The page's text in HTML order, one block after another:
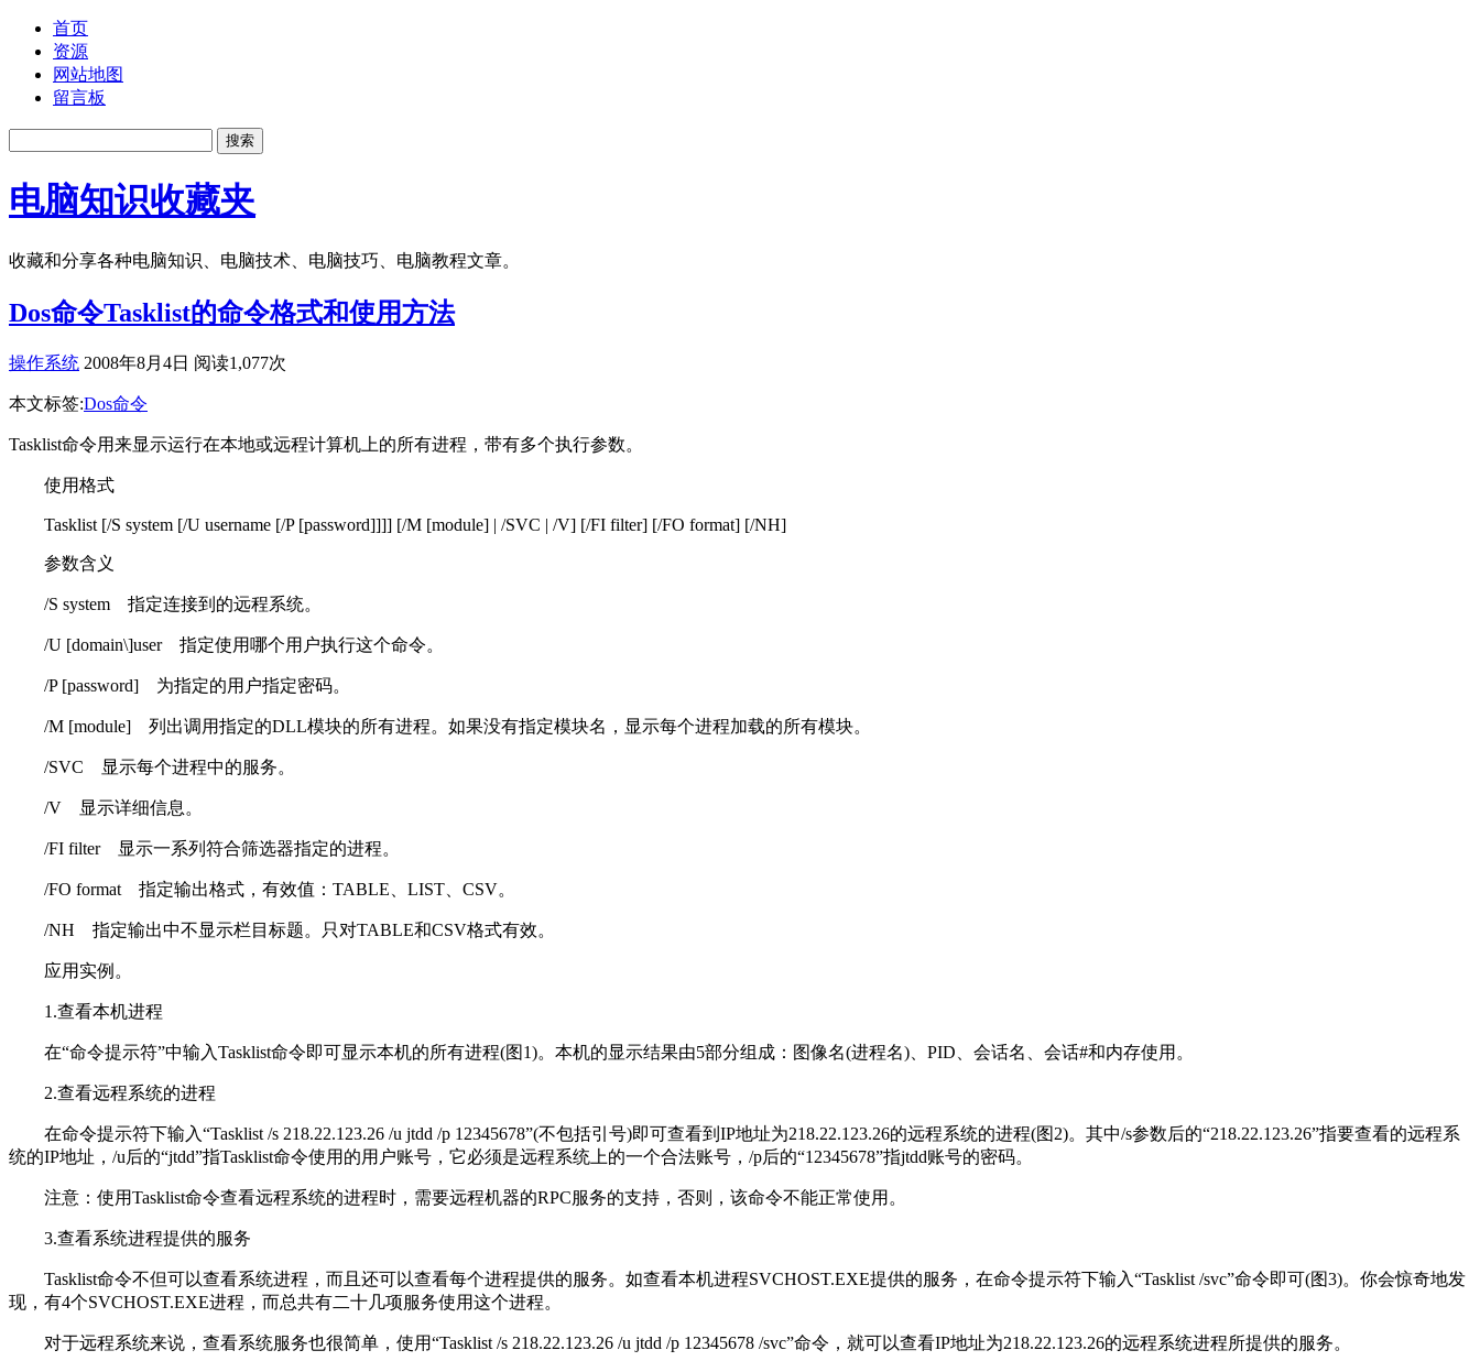
首页
资源
网站地图
留言板
电脑知识收藏夹
收藏和分享各种电脑知识、电脑技术、电脑技巧、电脑教程文章。
Dos命令Tasklist的命令格式和使用方法
操作系统 2008年8月4日 阅读1,077次
本文标签:Dos命令
Tasklist命令用来显示运行在本地或远程计算机上的所有进程，带有多个执行参数。
使用格式
Tasklist [/S system [/U username [/P [password]]]] [/M [module] | /SVC | /V] [/FI filter] [/FO format] [/NH]
参数含义
/S system 指定连接到的远程系统。
/U [domain\]user 指定使用哪个用户执行这个命令。
/P [password] 为指定的用户指定密码。
/M [module] 列出调用指定的DLL模块的所有进程。如果没有指定模块名，显示每个进程加载的所有模块。
/SVC 显示每个进程中的服务。
/V 显示详细信息。
/FI filter 显示一系列符合筛选器指定的进程。
/FO format 指定输出格式，有效值：TABLE、LIST、CSV。
/NH 指定输出中不显示栏目标题。只对TABLE和CSV格式有效。
应用实例。
1.查看本机进程
在“命令提示符”中输入Tasklist命令即可显示本机的所有进程(图1)。本机的显示结果由5部分组成：图像名(进程名)、PID、会话名、会话#和内存使用。
2.查看远程系统的进程
在命令提示符下输入“Tasklist /s 218.22.123.26 /u jtdd /p 12345678”(不包括引号)即可查看到IP地址为218.22.123.26的远程系统的进程(图2)。其中/s参数后的“218.22.123.26”指要查看的远程系
统的IP地址，/u后的“jtdd”指Tasklist命令使用的用户账号，它必须是远程系统上的一个合法账号，/p后的“12345678”指jtdd账号的密码。
注意：使用Tasklist命令查看远程系统的进程时，需要远程机器的RPC服务的支持，否则，该命令不能正常使用。
3.查看系统进程提供的服务
Tasklist命令不但可以查看系统进程，而且还可以查看每个进程提供的服务。如查看本机进程SVCHOST.EXE提供的服务，在命令提示符下输入“Tasklist /svc”命令即可(图3)。你会惊奇地发
现，有4个SVCHOST.EXE进程，而总共有二十几项服务使用这个进程。
对于远程系统来说，查看系统服务也很简单，使用“Tasklist /s 218.22.123.26 /u jtdd /p 12345678 /svc”命令，就可以查看IP地址为218.22.123.26的远程系统进程所提供的服务。